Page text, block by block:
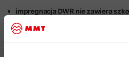
impregnacja DWR nie zawiera
środowiska związków PFC,
wilgocią